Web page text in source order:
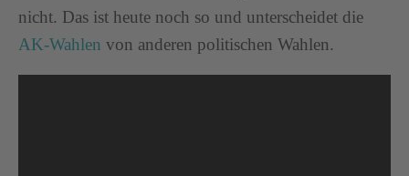
nicht. Das ist heute noch so und unterscheidet die
AK-Wahlen von anderen politischen Wahlen.